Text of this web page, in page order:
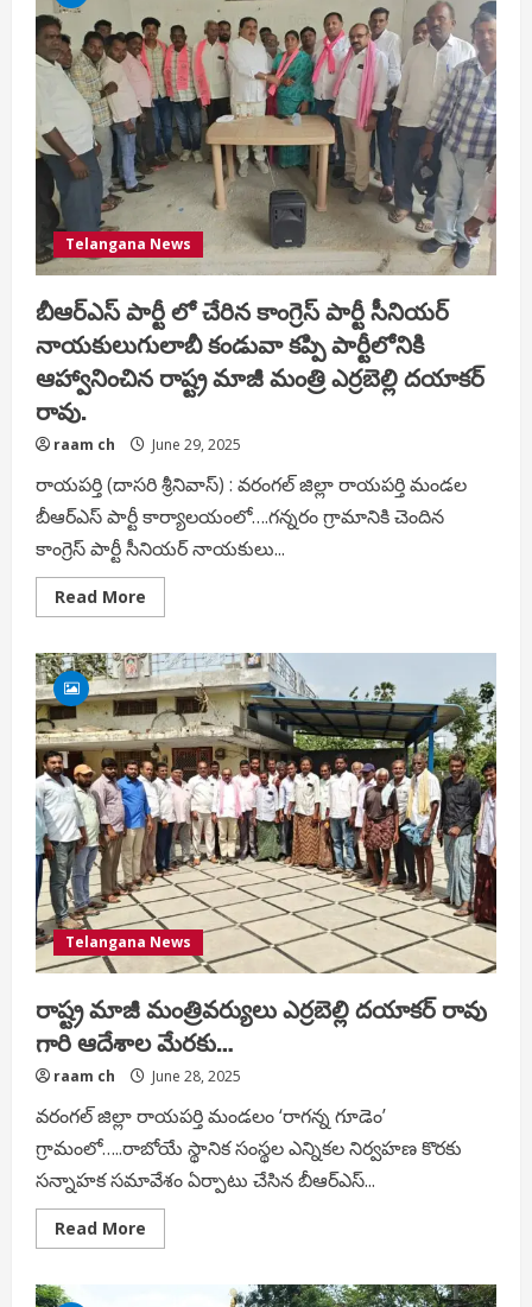
భాగంగా
గడప
గడప
కు
బీఆర్ఎస్
పార్టీ.
Telangana News
బీఆర్ఎస్ పార్టీ లో చేరిన కాంగ్రెస్ పార్టీ సీనియర్
నాయకులుగులాబీ కండువా కప్పి పార్టీలోనికి
ఆహ్వానించిన రాష్ట్ర మాజీ మంత్రి ఎర్రబెల్లి దయాకర్
రావు.
raam ch June 29, 2025
రాయపర్తి (దాసరి శ్రీనివాస్) : వరంగల్ జిల్లా రాయపర్తి మండల
బీఆర్ఎస్ పార్టీ కార్యాలయంలో….గన్నరం గ్రామానికి చెందిన
కాంగ్రెస్ పార్టీ సీనియర్ నాయకులు...
Read More
more
పార్టీ
లో
చేరిన
కాంగ్రెస్
పార్టీ
సీనియర్
నాయకులుగులాబీ
కండువా
కప్పి
పార్టీలోనికి
ఆహ్వానించిన
రాష్ట్ర
మాజీ
మంత్రి
ఎర్రబెల్లి
దయాకర్
రావు.
Telangana News
రాష్ట్ర మాజీ మంత్రివర్యులు ఎర్రబెల్లి దయాకర్ రావు
గారి ఆదేశాల మేరకు…
raam ch June 28, 2025
వరంగల్ జిల్లా రాయపర్తి మండలం ‘రాగన్న గూడెం’
గ్రామంలో…..రాబోయే స్థానిక సంస్థల ఎన్నికల నిర్వహణ కొరకు
సన్నాహక సమావేశం ఏర్పాటు చేసిన బీఆర్ఎస్...
Read More
more